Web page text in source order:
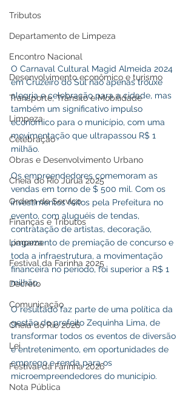
Tributos
Departamento de Limpeza
Encontro Nacional
Desenvolvimento econômico e turismo
Transporte, Trânsito e Mobilidade
Limpeza
Celebração
Obras e Desenvolvimento Urbano
Cheia do Rio Juruá 2025
Ordem de Serviço
Finanças e Tributos
Limpeza
Festival da Farinha 2025
Decreto
Comunicação
Cheia do Rio 2026
Lei
Festival da Farinha 2026
Nota Pública
O Carnaval Cultural Magid Almeida 2024
em Cruzeiro do Sul não apenas trouxe
alegria e celebração para a cidade, mas
também um significativo impulso
econômico para o município, com uma
movimentação que ultrapassou R$ 1
milhão.
Os empreendedores comemoram as
vendas em torno de $ 500 mil. Com os
investimentos feitos pela Prefeitura no
evento, com aluguéis de tendas,
contratação de artistas, decoração,
pagamento de premiação de concurso e
toda a infraestrutura, a movimentação
financeira no período, foi superior a R$ 1
milhão.
O resultado faz parte de uma política da
gestão do prefeito Zequinha Lima, de
transformar todos os eventos de diversão
e entretenimento, em oportunidades de
emprego e renda para os
microempreendedores do município.